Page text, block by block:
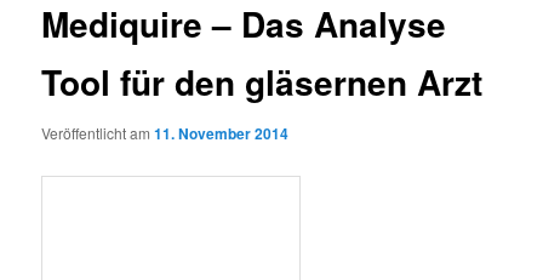
Mediquire – Das Analyse
Tool für den gläsernen Arzt
Veröffentlicht am11. November 2014